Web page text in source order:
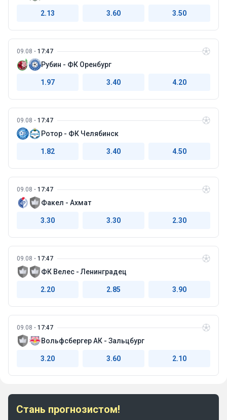
2.13 3.60 3.50
09.08 17:47
Рубин - ФК Оренбург
1.97 3.40 4.20
09.08 17:47
Ротор - ФК Челябинск
1.82 3.40 4.50
09.08 17:47
Факел - Ахмат
3.30 3.30 2.30
09.08 17:47
ФК Велес - Ленинградец
2.20 2.85 3.90
09.08 17:47
Вольфсбергер АК - Зальцбург
3.20 3.60 2.10
Стань прогнозистом!